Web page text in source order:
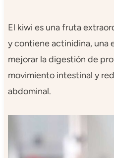
El kiwi es una fruta
y contiene actinidina, una
mejorar la digestión de
movimiento intestinal y
abdominal.